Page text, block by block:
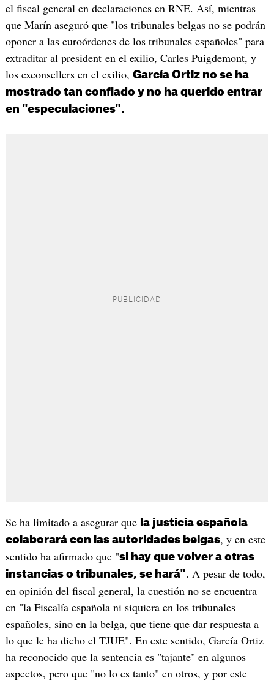
el fiscal general en declaraciones en RNE. Así, mientras
que Marín aseguró que "los tribunales belgas no se podrán
oponer a las euroórdenes de los tribunales españoles" para
extraditar al president en el exilio, Carles Puigdemont, y
los exconsellers en el exilio, García Ortiz no se ha
mostrado tan confiado y no ha querido entrar
en "especulaciones".
Se ha limitado a asegurar que la justicia española
colaborará con las autoridades belgas, y en este
sentido ha afirmado que "si hay que volver a otras
instancias o tribunales, se hará". A pesar de todo,
en opinión del fiscal general, la cuestión no se encuentra
en "la Fiscalía española ni siquiera en los tribunales
españoles, sino en la belga, que tiene que dar respuesta a
lo que le ha dicho el TJUE". En este sentido, García Ortiz
ha reconocido que la sentencia es "tajante" en algunos
aspectos, pero que "no lo es tanto" en otros, y por este